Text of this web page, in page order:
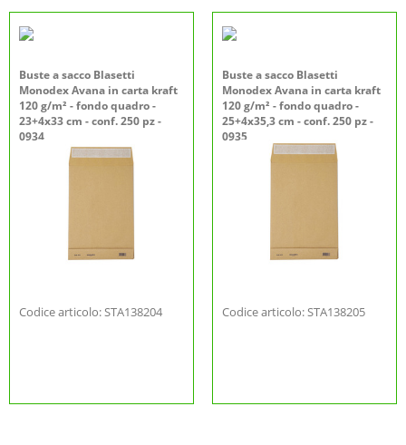
Buste a sacco Blasetti
Monodex Avana in carta kraft
120 g/m² - fondo quadro -
23+4x33 cm - conf. 250 pz -
0934
Codice articolo: STA138204
Buste a sacco Blasetti
Monodex Avana in carta kraft
120 g/m² - fondo quadro -
25+4x35,3 cm - conf. 250 pz -
0935
Codice articolo: STA138205